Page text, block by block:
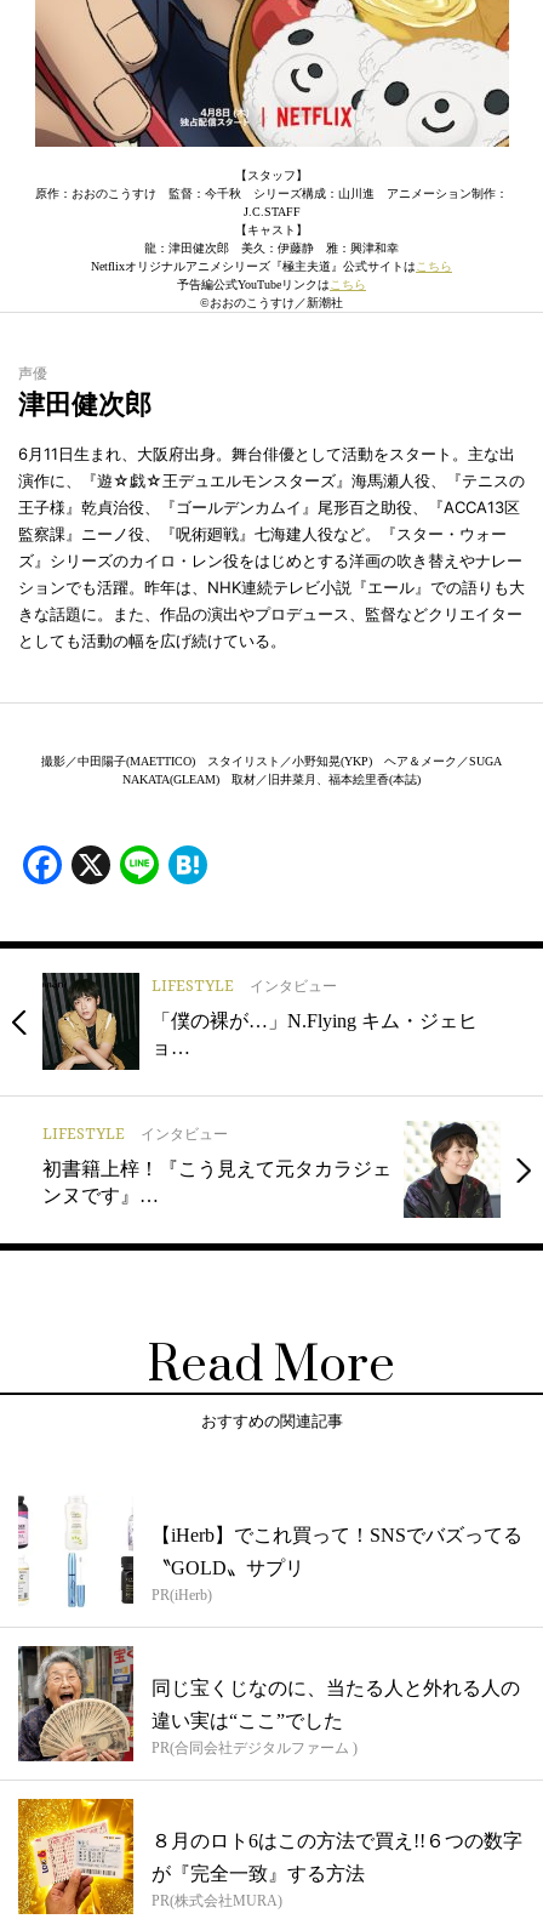
【スタッフ】
原作：おおのこうすけ 監督：今千秋 シリーズ構成：山川進 アニメーション制作：
J.C.STAFF
【キャスト】
龍：津田健次郎 美久：伊藤静 雅：興津和幸
Netflixオリジナルアニメシリーズ『極主夫道』公式サイトは こちら
予告編公式YouTubeリンクは こちら
©おおのこうすけ／新潮社
声優
津田健次郎
6月11日生まれ、大阪府出身。舞台俳優として活動をスタート。主な出
演作に、『遊☆戯☆王デュエルモンスターズ』海馬瀬人役、『テニスの
王子様』乾貞治役、『ゴールデンカムイ』尾形百之助役、『ACCA13区
監察課』ニーノ役、『呪術廻戦』七海建人役など。『スター・ウォー
ズ』シリーズのカイロ・レン役をはじめとする洋画の吹き替えやナレー
ションでも活躍。昨年は、NHK連続テレビ小説『エール』での語りも大
きな話題に。また、作品の演出やプロデュース、監督などクリエイター
としても活動の幅を広げ続けている。
撮影／中田陽子(MAETTICO) スタイリスト／小野知晃(YKP) ヘア＆メーク／SUGA
NAKATA(GLEAM) 取材／旧井菜月、福本絵里香(本誌)
Facebook
X Line
LIFESTYLE インタビュー
「僕の裸が…」N.Flying キム・ジェヒ
ョ…
LIFESTYLE インタビュー
初書籍上梓！『こう見えて元タカラジェ
ンヌです』…
Read More
おすすめの関連記事
【iHerb】でこれ買って！SNSでバズってる
〝GOLD〟サプリ
PR(iHerb)
同じ宝くじなのに、当たる人と外れる人の
違い実は“ここ”でした
PR(合同会社デジタルファーム )
８月のロト6はこの方法で買え!!６つの数字
が『完全一致』する方法
PR(株式会社MURA)